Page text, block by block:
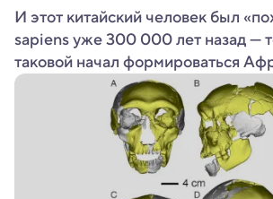
И этот китайский человек был
sapiens уже 300 000 лет назад —
таковой начал формироваться